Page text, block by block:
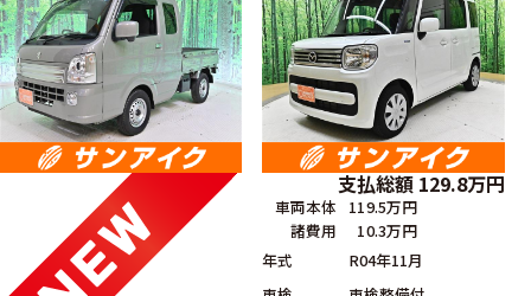
支払総額 129.8万円
車両本体
119.5万円
諸費用
10.3万円
年式
R04年11月